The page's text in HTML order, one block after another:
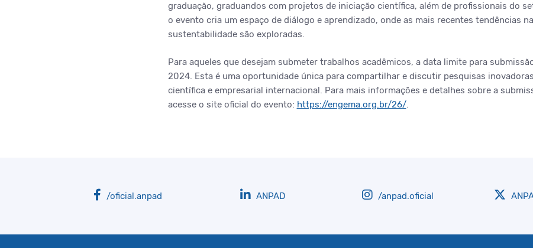
graduação, graduandos com projetos de iniciação científica, além de profissionais do
o evento cria um espaço de diálogo e aprendizado, onde as mais recentes tendências
sustentabilidade são exploradas.
Para aqueles que desejam submeter trabalhos acadêmicos, a data limite para
2024. Esta é uma oportunidade única para compartilhar e discutir pesquisas
científica e empresarial internacional. Para mais informações e detalhes sobre a
acesse o site oficial do evento: https://engema.org.br/26/.
/oficial.anpad ANPAD /anpad.oficial